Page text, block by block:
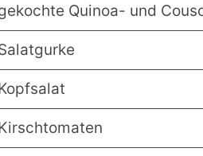
Quinoa- und